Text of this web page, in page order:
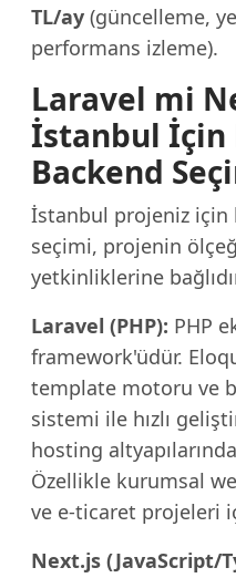
TL/ay (güncelleme,
performans izleme).
Laravel mi
İstanbul İçin
Backend
İstanbul projeniz
seçimi, projenin
yetkinliklerine
Laravel (PHP): PHP
framework'üdür.
template motoru ve
sistemi ile hızlı
hosting
Özellikle kurumsal
ve e-ticaret projeleri
Next.js (JavaScript/